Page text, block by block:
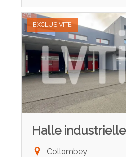
EXCLUSIVITÉ
Halle industrielle
Collombey